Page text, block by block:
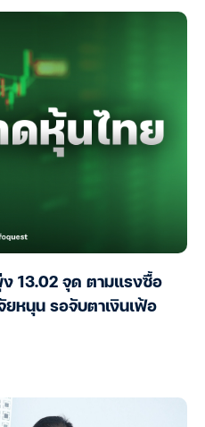
ง 13.02 จุด ตามแรงซื้อ
ยหนุน รอจับตาเงินเฟ้อ